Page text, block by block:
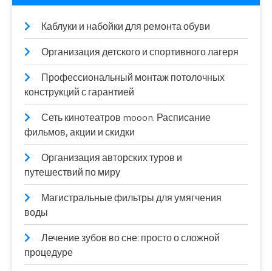
Каблуки и набойки для ремонта обуви
Организация детского и спортивного лагеря
Профессиональный монтаж потолочных
конструкций с гарантией
Сеть кинотеатров mooon. Расписание
фильмов, акции и скидки
Организация авторских туров и
путешествий по миру
Магистральные фильтры для умягчения
воды
Лечение зубов во сне: просто о сложной
процедуре